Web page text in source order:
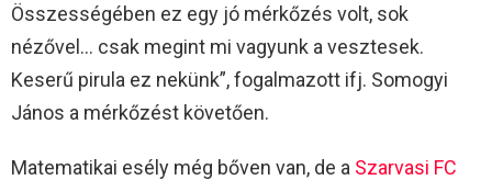
Összességében ez egy jó mérkőzés volt, sok
nézővel… csak megint mi vagyunk a vesztesek.
Keserű pirula ez nekünk”, fogalmazott ifj. Somogyi
János a mérkőzést követően.
Matematikai esély még bőven van, de a Szarvasi FC